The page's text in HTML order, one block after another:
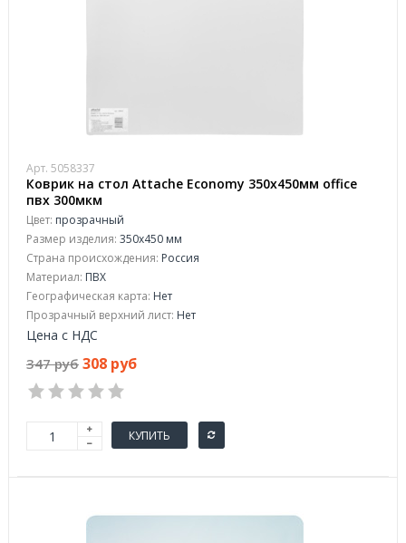
Арт. 5058337
Коврик на стол Attache Economy 350х450мм office
пвх 300мкм
Цвет: прозрачный
Размер изделия: 350x450 мм
Страна происхождения: Россия
Материал: ПВХ
Географическая карта: Нет
Прозрачный верхний лист: Нет
Цена с НДС
347 руб 308 руб
КУПИТЬ